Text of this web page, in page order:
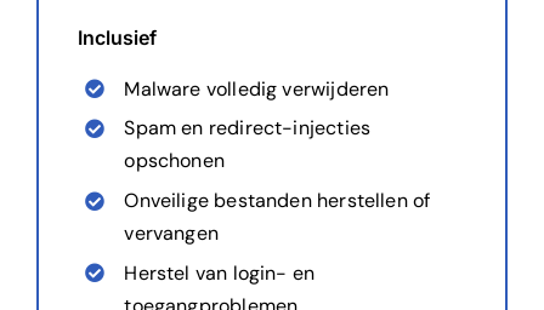
Inclusief
Malware volledig verwijderen
Spam en redirect-injecties
opschonen
Onveilige bestanden herstellen of
vervangen
Herstel van login- en